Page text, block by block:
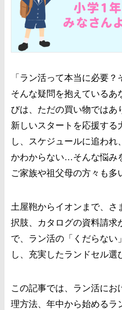
「ラン活って本当に必要？
そんな疑問を抱えているあ
びは、ただの買い物ではあ
新しいスタートを応援する
し、スケジュールに追われ
かわからない…そんな悩み
ご家族や祖父母の方々も多
土屋鞄からイオンまで、さ
択肢、カタログの資料請求
で、ラン活の「くだらない
し、充実したランドセル選
この記事では、ラン活にお
理方法、年中から始めるラ